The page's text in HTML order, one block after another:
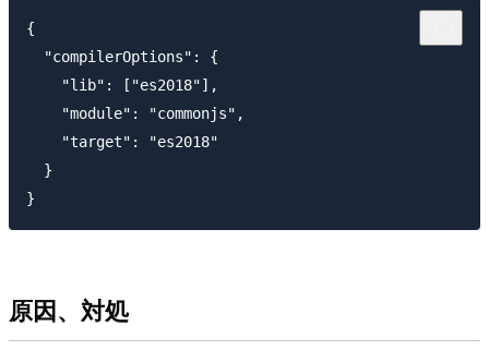
{
  "compilerOptions": {
    "lib": ["es2018"],
    "module": "commonjs",
    "target": "es2018"
  }
原因、対処